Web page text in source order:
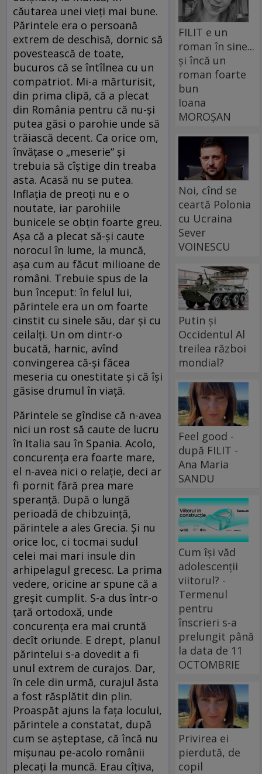
căutarea unei vieţi mai bune.
Părintele era o persoană
extrem de deschisă, dornic să
povestească de toate,
bucuros că se întîlnea cu un
compatriot. Mi-a mărturisit,
din prima clipă, că a plecat
din România pentru că nu-şi
putea găsi o parohie unde să
trăiască decent. Ca orice om,
învăţase o „meserie“ şi
trebuia să cîştige din treaba
asta. Acasă nu se putea.
Inflaţia de preoţi nu e o
noutate, iar parohiile
bunicele se obţin foarte greu.
Aşa că a plecat să-şi caute
norocul în lume, la muncă,
aşa cum au făcut milioane de
români. Trebuie spus de la
bun început: în felul lui,
părintele era un om foarte
cinstit cu sinele său, dar şi cu
ceilalţi. Un om dintr-o
bucată, harnic, avînd
convingerea că-şi făcea
meseria cu onestitate şi că îşi
găsise drumul în viaţă.
Părintele se gîndise că n-avea
nici un rost să caute de lucru
în Italia sau în Spania. Acolo,
concurenţa era foarte mare,
el n-avea nici o relaţie, deci ar
fi pornit fără prea mare
speranţă. După o lungă
perioadă de chibzuinţă,
părintele a ales Grecia. Şi nu
orice loc, ci tocmai sudul
celei mai mari insule din
arhipelagul grecesc. La prima
vedere, oricine ar spune că a
greşit cumplit. S-a dus într-o
ţară ortodoxă, unde
concurenţa era mai cruntă
decît oriunde. E drept, planul
părintelui s-a dovedit a fi
unul extrem de curajos. Dar,
în cele din urmă, curajul ăsta
a fost răsplătit din plin.
Proaspăt ajuns la faţa locului,
părintele a constatat, după
cum se aşteptase, că încă nu
mişunau pe-acolo românii
plecaţi la muncă. Erau cîţiva,
FILIT e un
roman în sine...
și încă un
roman foarte
bun
Ioana
MOROȘAN
Noi, cînd se
ceartă Polonia
cu Ucraina
Sever
VOINESCU
Putin și
Occidentul Al
treilea război
mondial?
Feel good -
după FILIT -
Ana Maria
SANDU
Cum își văd
adolescenții
viitorul? -
Termenul
pentru
înscrieri s-a
prelungit până
la data de 11
OCTOMBRIE
Privirea ei
pierdută, de
copil